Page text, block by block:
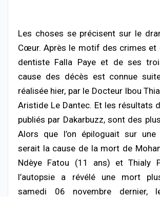
Les choses se précisent sur le
Cœur. Après le motif des crimes et
dentiste Falla Paye et de ses
cause des décès est connue
réalisée hier, par le Docteur Ibou
Aristide Le Dantec. Et les résultats
publiés par Dakarbuzz, sont des
Alors que l’on épiloguait sur
serait la cause de la mort de
Ndèye Fatou (11 ans) et Thialy
l’autopsie a révélé une mort
samedi 06 novembre dernier,